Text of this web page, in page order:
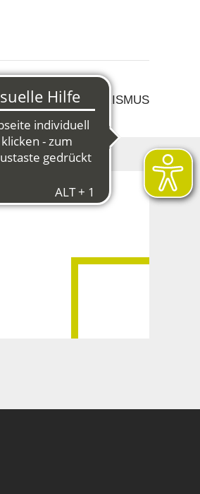
KULTUR & TOURISMUS